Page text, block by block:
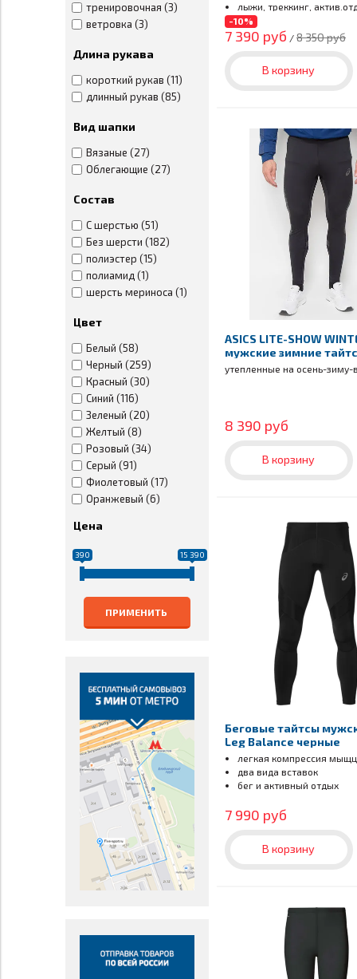
Пояс (5)
Рейтузы (58)
Рюкзак (1)
Тайтсы (42)
Термобелье (192)
Трусы (6)
Футболка (85)
Шапка (57)
тренировочная (3)
ветровка (3)
Длина рукава
короткий рукав (11)
длинный рукав (85)
Вид шапки
Вязаные (27)
Облегающие (27)
Состав
С шерстью (51)
Без шерсти (182)
полиэстер (15)
полиамид (1)
шерсть мериноса (1)
Цвет
Белый (58)
Черный (259)
Красный (30)
Синий (116)
Зеленый (20)
Желтый (8)
Розовый (34)
Серый (91)
Фиолетовый (17)
Оранжевый (6)
Голубой (38)
Лайм (9)
Ягодный (18)
Салатовый (2)
Коралловый (3)
Бежевый (6)
RUS (4)
Хаки (3)
Бордовый (3)
Мятный (18)
Лавандовый (2)
Графит (8)
фуксия (5)
Сливовый (1)
Цена
390 15 390
ПРИМЕНИТЬ
лыжи, треккинг,
-10%
7 390 руб / 8 350 руб
В корзину
ASICS LITE-SHOW
мужские зимние
бега
утепленные на осень-зиму-
8 390 руб
В корзину
Беговые тайтсы
Leg Balance черные
легкая компрессия мыщц
два вида вставок
бег и активный отдых
7 990 руб
В корзину